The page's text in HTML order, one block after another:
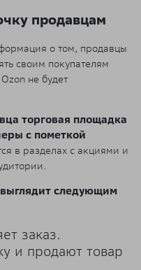
продавцам
о том, продавцы
своим покупателям
не будет
торговая площадка
с пометкой
в разделах с акциями и
следующим
заказ.
и продают товар